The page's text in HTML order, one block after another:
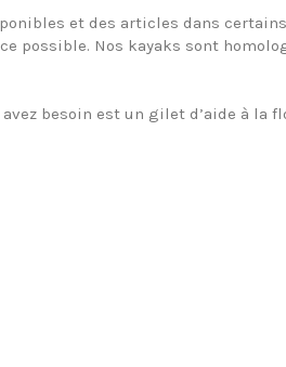
et des articles dans
possible. Nos kayaks sont
besoin est un gilet d’aide à la